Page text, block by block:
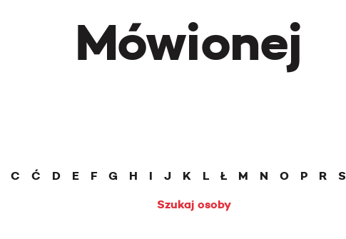
Mówionej
C Ć D E F G H I J K L Ł M N O P R S
Szukaj osoby